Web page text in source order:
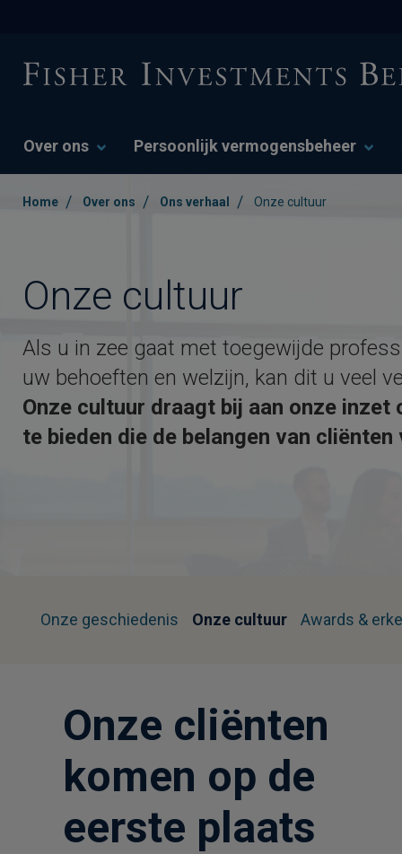
Over ons Persoonlijk vermogensbeheer
Home / Over ons / Ons verhaal / Onze cultuur
Onze cultuur
Als u in zee gaat met toegewijde
uw behoeften en welzijn, kan dit u veel
Onze cultuur draagt bij aan onze inzet
te bieden die de belangen van
Onze geschiedenis Onze cultuur Awards &
Onze cliënten
komen op de
eerste plaats